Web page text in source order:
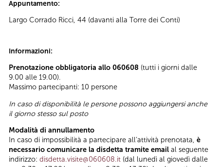
Appuntamento:
Largo Corrado Ricci, 44 (davanti alla Torre dei Conti)
Informazioni:
Prenotazione obbligatoria allo 060608 (tutti i giorni dalle
9.00 alle 19.00).
Massimo partecipanti: 10 persone
In caso di disponibilità le persone possono aggiungersi anche
il giorno stesso sul posto
Modalità di annullamento
In caso di impossibilità a partecipare all’attività prenotata, è
necessario comunicare la disdetta tramite email al seguente
indirizzo: disdetta.visite@060608.it (dal lunedì al giovedì dalle